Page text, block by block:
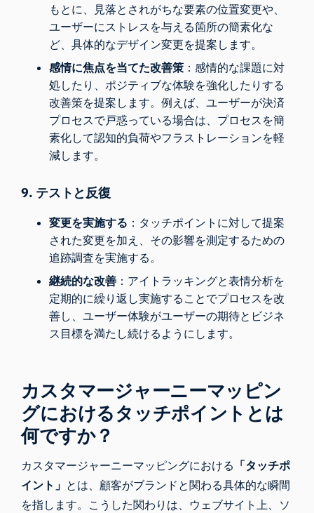
もとに、見落とされがちな要素の位置変更や、
ユーザーにストレスを与える箇所の簡素化な
ど、具体的なデザイン変更を提案します。
感情に焦点を当てた改善策 ：感情的な課題に対
処したり、ポジティブな体験を強化したりする
改善策を提案します。例えば、ユーザーが決済
プロセスで戸惑っている場合は、プロセスを簡
素化して認知的負荷やフラストレーションを軽
減します。
9. テストと反復
変更を実施する ：タッチポイントに対して提案
された変更を加え、その影響を測定するための
追跡調査を実施する。
継続的な改善 ：アイトラッキングと表情分析を
定期的に繰り返し実施することでプロセスを改
善し、ユーザー体験がユーザーの期待とビジネ
ス目標を満たし続けるようにします。
カスタマージャーニーマッピン
グにおけるタッチポイントとは
何ですか？
カスタマージャーニーマッピングにおける 「タッチポ
イント」 とは、顧客がブランドと関わる具体的な瞬間
を指します。こうした関わりは、ウェブサイト上、ソ